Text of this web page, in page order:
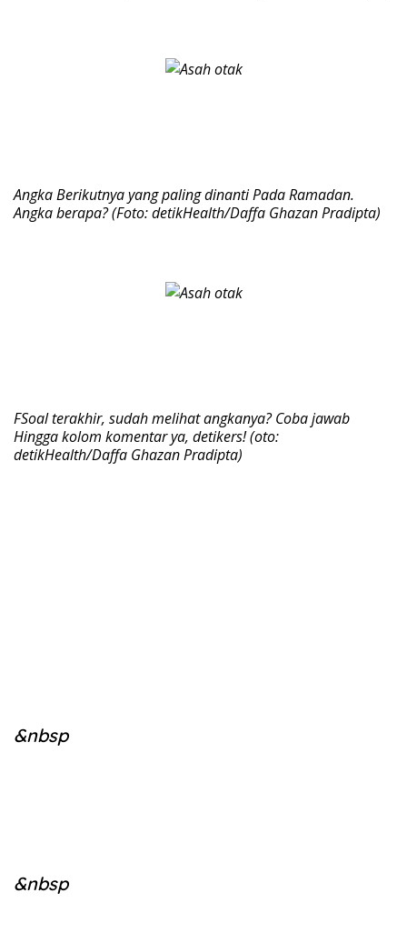
Angka Berikutnya yang paling dinanti Pada Ramadan.
Angka berapa? (Foto: detikHealth/Daffa Ghazan Pradipta)
FSoal terakhir, sudah melihat angkanya? Coba jawab
Hingga kolom komentar ya, detikers! (oto:
detikHealth/Daffa Ghazan Pradipta)
&nbsp
&nbsp